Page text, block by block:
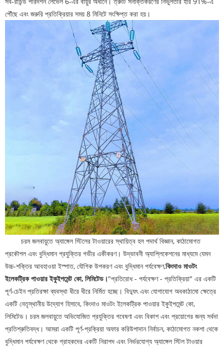
পৌঁছে এবং জরুরি প্রতিক্রিয়ার সময় 8 মিনিটে সংক্ষিপ্ত করা হয়।
চরম জলবায়ুতে অ্যাঙ্গেল স্টিলের টাওয়ারের স্থায়িত্ব হল পদার্থ বিজ্ঞান, কাঠামোগত
প্রকৌশল এবং বুদ্ধিমান প্রযুক্তির গভীর একীকরণ। উদ্ভাবনী অ্যাপ্লিকেশনের মাধ্যমে যেমন
উচ্চ-শক্তির আবহাওয়া ইস্পাত, যৌগিক উপকরণ এবং বুদ্ধিমান পর্যবেক্ষণ,কিংদাও মাওটং
ইলেকট্রিক পাওয়ার ইকুইপমেন্ট কো, লিমিটেড।"প্রতিরোধ - পর্যবেক্ষণ - প্রতিক্রিয়া" এর একটি
পূর্ণ-চেইন প্রতিরক্ষা ব্যবস্থা ধীরে ধীরে নির্মিত হচ্ছে। বিদ্যুৎ এবং যোগাযোগ অবকাঠামো ক্ষেত্রে
একটি নেতৃস্থানীয় উদ্যোগ হিসাবে, কিংদাও মাওটং ইলেকট্রিক পাওয়ার ইকুইপমেন্ট কো,
লিমিটেড। চরম জলবায়ুতে অভিযোজিত প্রযুক্তির গবেষণা এবং বিকাশ এবং প্রয়োগের জন্য সর্বদা
প্রতিশ্রুতিবদ্ধ। আমরা একটি পূর্ণ-প্রক্রিয়া অফার করিউপাদান নির্বাচন, কাঠামোগত নকশা থেকে
বুদ্ধিমান পর্যবেক্ষণ থেকে গ্রাহকদের একটি নিরাপদ এবং নির্ভরযোগ্য অ্যাঙ্গেল স্টিল টাওয়ার